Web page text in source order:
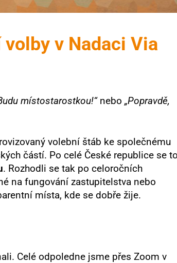
v Nadaci Via
místostarostkou!“nebo „Popravdě,
volební štáb ke společnému
částí. Po celé České republice se
. Rozhodli se tak po celoročních
na fungování zastupitelstva nebo
místa, kde se dobře žije.
Celé odpoledne jsme přes Zoom v